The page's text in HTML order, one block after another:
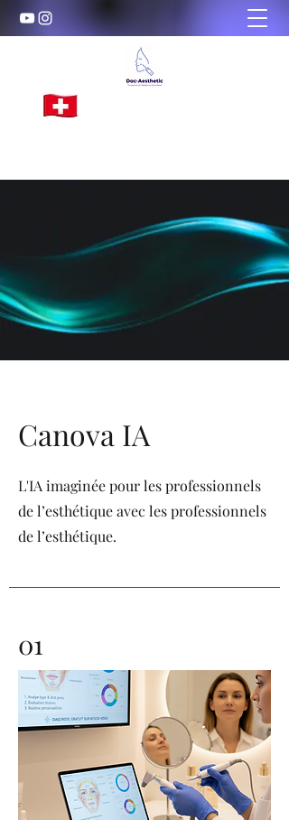
Canova IA
L'IA imaginée pour les professionnels
de l’esthétique avec les professionnels
de l’esthétique.
01